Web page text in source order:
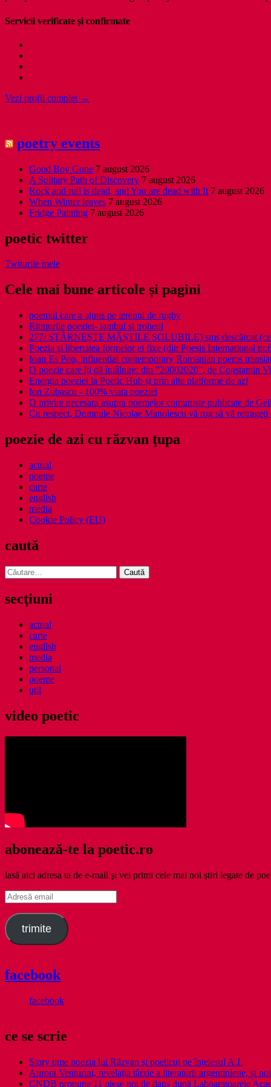
Servicii verificate și confirmate
Vezi profil complet →
poetry events
Good Boy Gone 7 august 2026
A Solitary Path of Discovery 7 august 2026
Rock and roll is dead, and You are dead with It 7 august 2026
When Winter leaves 7 august 2026
Fridge Painting 7 august 2026
poetic twitter
Twiturile mele
Cele mai bune articole și pagini
poemul care a ajuns pe terenul de rugby
Ritmurile poeziei- iambul și troheul
277/ STÂRNEȘTE MĂȘTILE SOLUBILE) sms descărcat
Poezia şi libertatea formelor ei fixe (din Poesis International
Ioan Es Pop, influential contemporary Romanian poems
O poezie care îți dă întâlnire: din ”20002020”, de Constantin
Energia poeziei la Poetic Hub și prin alte platforme de azi
Ion Zubascu - 100% viata poeziei
O privire necesara asupra poemelor comuniste publicate de
Cu respect, Domnule Nicolae Manolescu vă rog să vă
poezie de azi cu răzvan ţupa
actual
poeme
carte
english
media
Cookie Policy (EU)
caută
Caută
după:
secţiuni
actual
carte
english
media
personal
poeme
util
video poetic
abonează-te la poetic.ro
lasă aici adresa ta de e-mail şi vei primi cele mai noi ştiri legate de
Adresă
email
trimite
facebook
facebook
ce se scrie
Story time poezia lui Răzvan și poeticul pe înțelesul A.I.
Aurora Venturini, revelația târzie a literaturii argentiniene, și
CNDB propune 11 piese noi de dans după Laboaratoarele